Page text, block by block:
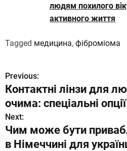
людям похилого
активного життя
Tagged медицина, фіброміома
Н
а
в
и
Previous:
Контактні лінзи для
очима: спеціальні
Next:
Чим може бути
в Німеччині для